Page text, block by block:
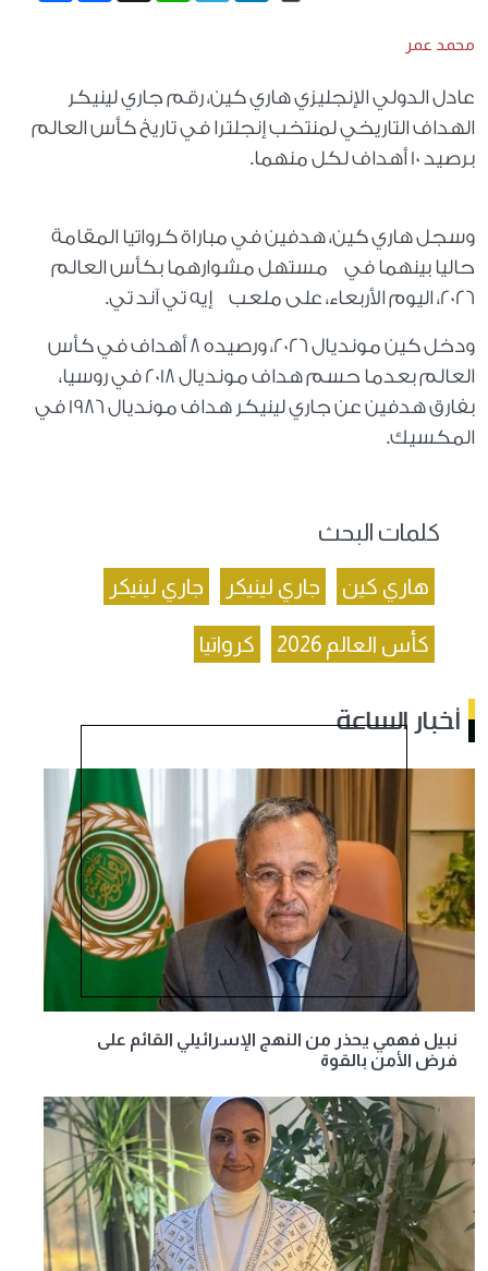
محمد عمر
عادل الدولي الإنجليزي هاري كين، رقم جاري لينيكر
الهداف التاريخي لمنتخب إنجلترا في تاريخ كأس العالم
برصيد 10 أهداف لكل منهما.
وسجل هاري كين، هدفين في مباراة كرواتيا المقامة
حاليا بينهما في مستهل مشوارهما بكأس العالم
2026، اليوم الأربعاء، على ملعب إيه تي آند تي.
ودخل كين مونديال 2026، ورصيده 8 أهداف في كأس
العالم بعدما حسم هداف مونديال 2018 في روسيا،
بفارق هدفين عن جاري لينيكر هداف مونديال 1986 في
المكسيك.
كلمات البحث
هاري كين جاري لينيكر جاري لينيكر
كأس العالم 2026 كرواتيا
أخبار الساعة
نبيل فهمي يحذر من النهج الإسرائيلي القائم على
فرض الأمن بالقوة